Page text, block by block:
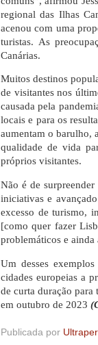
regional das Ilhas
acenou com uma
turistas. As
Canárias.
Muitos destinos
de visitantes nos
causada pela
locais e para os
aumentam o barulho,
qualidade de vida
próprios visitantes.
Não é de
iniciativas e
excesso de turismo,
[como quer fazer
problemáticos e ainda
Um desses
cidades europeias a
de curta duração
em outubro de 2023
Publicada por